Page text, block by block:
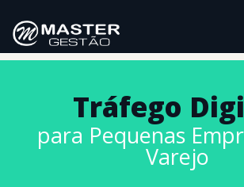
Tráfego
para Pequenas
Varejo